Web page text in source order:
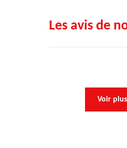
Les avis de
Voir plus